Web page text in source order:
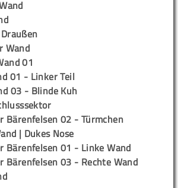
Wand
01
01 - Linker Teil
03 - Blinde Kuh
Bärenfelsen 02 - Türmchen
| Dukes Nose
Bärenfelsen 01 - Linke Wand
Bärenfelsen 03 - Rechte Wand